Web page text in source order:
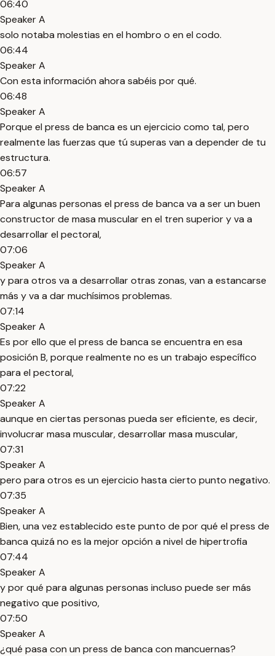
06:40
Speaker A
solo notaba molestias en el hombro o en el codo.
06:44
Speaker A
Con esta información ahora sabéis por qué.
06:48
Speaker A
Porque el press de banca es un ejercicio como tal, pero
realmente las fuerzas que tú superas van a depender de tu
estructura.
06:57
Speaker A
Para algunas personas el press de banca va a ser un buen
constructor de masa muscular en el tren superior y va a
desarrollar el pectoral,
07:06
Speaker A
y para otros va a desarrollar otras zonas, van a estancarse
más y va a dar muchísimos problemas.
07:14
Speaker A
Es por ello que el press de banca se encuentra en esa
posición B, porque realmente no es un trabajo específico
para el pectoral,
07:22
Speaker A
aunque en ciertas personas pueda ser eficiente, es decir,
involucrar masa muscular, desarrollar masa muscular,
07:31
Speaker A
pero para otros es un ejercicio hasta cierto punto negativo.
07:35
Speaker A
Bien, una vez establecido este punto de por qué el press de
banca quizá no es la mejor opción a nivel de hipertrofia
07:44
Speaker A
y por qué para algunas personas incluso puede ser más
negativo que positivo,
07:50
Speaker A
¿qué pasa con un press de banca con mancuernas?